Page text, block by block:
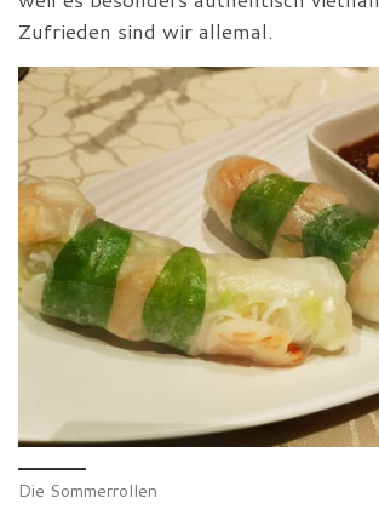
Zufrieden sind wir allemal.
Die Sommerrollen